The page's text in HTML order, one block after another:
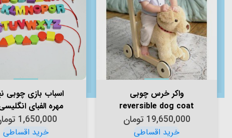
واکر خرس چوبی
reversible dog coat
little bird 3052
19,650,000 تومان
اسباب بازی چوبی
مهره الفبای
MWZ0268
1,650,000